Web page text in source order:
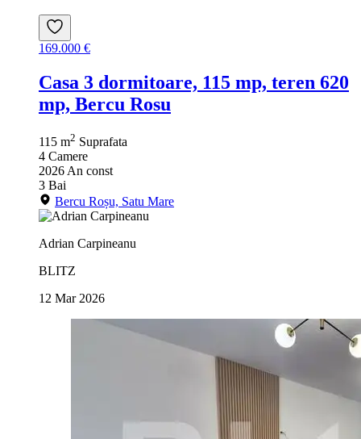
169.000 €
Casa 3 dormitoare, 115 mp, teren 620
mp, Bercu Rosu
115 m2 Suprafata
4 Camere
2026An const
3 Bai
Bercu Roșu, Satu Mare
Adrian Carpineanu
BLITZ
12 Mar 2026